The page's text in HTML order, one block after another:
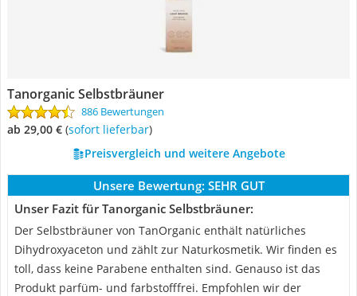
‎Tanorganic Selbstbräuner
886 Bewertungen
ab 29,00 € ( Sofort lieferbar)
Preisvergleich und weitere Angebote
Unsere Bewertung: SEHR GUT
Unser Fazit für ‎Tanorganic Selbstbräuner:
Der Selbstbräuner von TanOrganic enthält natürliches
Dihydroxyaceton und zählt zur Naturkosmetik. Wir finden es
toll, dass keine Parabene enthalten sind. Genauso ist das
Produkt parfüm- und farbstofffrei. Empfohlen wir der